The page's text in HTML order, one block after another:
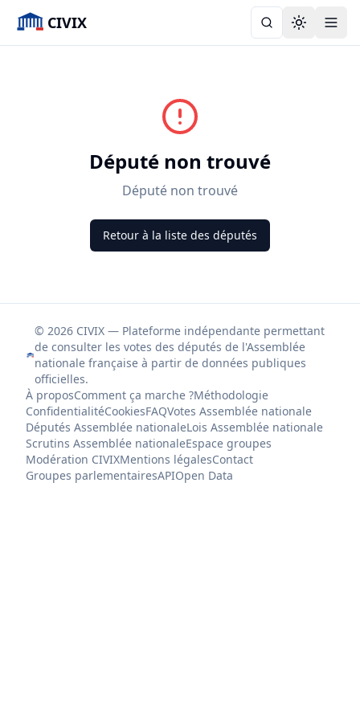
CIVIX Toggle
Député non trouvé
Député non trouvé
Retour à la liste des députés
© 2026 CIVIX — Plateforme indépendante permettant
de consulter les votes des députés de l'Assemblée
nationale française à partir de données publiques
officielles.
À proposComment ça marche ?Méthodologie
ConfidentialitéCookiesFAQVotes Assemblée nationale
Députés Assemblée nationaleLois Assemblée nationale
Scrutins Assemblée nationaleEspace groupes
Modération CIVIXMentions légalesContact
Groupes parlementairesAPIOpen Data